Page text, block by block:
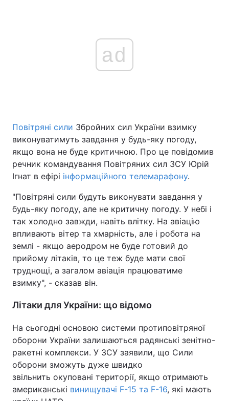
Україна Політика
Економіка Світ
Техно і зв'язок Лайт
Зброя Інциденти
Туризм
Цікавинки Погода
Відео з Youtube Статті
Інтерв'ю Думки
Архів
ad
Повітряні сили Збройних сил України взимку
виконуватимуть завдання у будь-яку погоду,
якщо вона не буде критичною. Про це повідомив
речник командування Повітряних сил ЗСУ Юрій
Ігнат в ефірі інформаційного телемарафону.
"Повітряні сили будуть виконувати завдання у
будь-яку погоду, але не критичну погоду. У небі і
так холодно завжди, навіть влітку. На авіацію
впливають вітер та хмарність, але і робота на
землі - якщо аеродром не буде готовий до
прийому літаків, то це теж буде мати свої
труднощі, а загалом авіація працюватиме
взимку", - сказав він.
Літаки для України: що відомо
На сьогодні основою системи протиповітряної
оборони України залишаються радянські зенітно-
ракетні комплекси. У ЗСУ заявили, що Сили
оборони зможуть дуже швидко
звільнить окуповані території, якщо отримають
американські винищувачі F-15 та F-16, які мають